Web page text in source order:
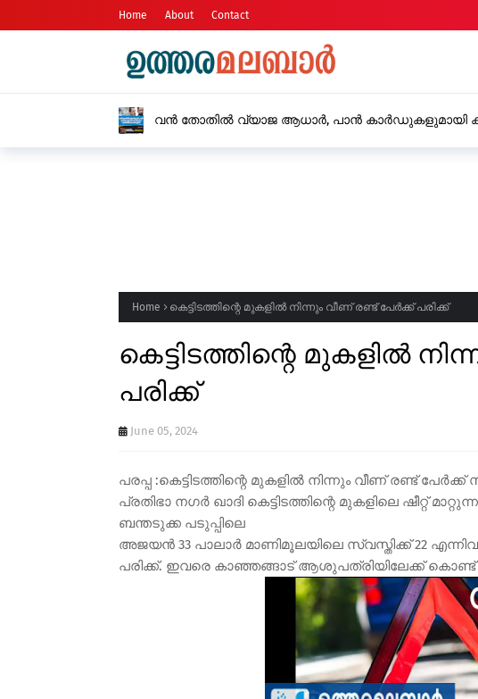
Home About Contact
വൻ തോതിൽ വ്യാജ ആധാർ, പാൻ കാർഡുകളുമായി
Home കെട്ടിടത്തിന്റെ മുകളിൽ നിന്നും വീണ് രണ്ട് പേർക്ക് പരിക്ക്
കെട്ടിടത്തിന്റെ മുകളിൽ
പരിക്ക്
June 05, 2024
പരപ്പ :കെട്ടിടത്തിന്റെ മുകളിൽ നിന്നും വീണ് രണ്ട് പേർക്ക്
പ്രതിഭാ നഗർ ഖാദി കെട്ടിടത്തിന്റെ മുകളിലെ ഷീറ്റ്
ബന്തടുക്ക പടുപ്പിലെ
അജയൻ 33 പാലാർ മാണിമൂലയിലെ സ്വസ്തിക്ക് 22
പരിക്ക്. ഇവരെ കാഞ്ഞങ്ങാട് ആശുപത്രിയിലേക്ക് കൊണ്ട്